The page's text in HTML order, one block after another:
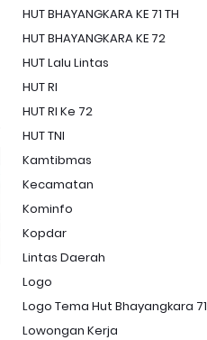
HUT BHAYANGKARA KE 71 TH
HUT BHAYANGKARA KE 72
HUT Lalu Lintas
HUT RI
HUT RI Ke 72
HUT TNI
Kamtibmas
Kecamatan
Kominfo
Kopdar
Lintas Daerah
Logo
Logo Tema Hut Bhayangkara 71
Lowongan Kerja